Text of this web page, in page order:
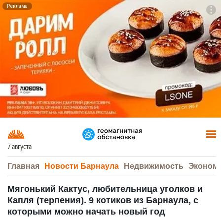
Реклама
7 августа
Главная Новости Барнаула Недвижимость
Мягонький Кактус, любительница уголков и
Капля (терпения). 9 котиков из Барнаула, с
которыми можно начать новый год